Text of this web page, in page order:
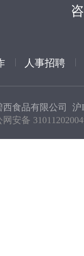
人事招聘
食品有限公司 沪
网安备